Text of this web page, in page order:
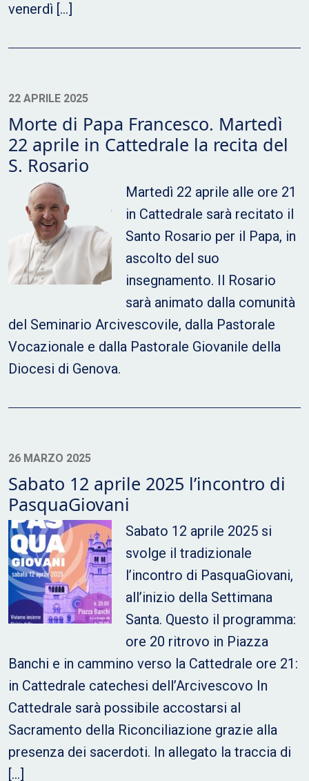
venerdì […]
22 APRILE 2025
Morte di Papa Francesco. Martedì
22 aprile in Cattedrale la recita del
S. Rosario
Martedì 22 aprile alle ore 21
in Cattedrale sarà recitato il
Santo Rosario per il Papa, in
ascolto del suo
insegnamento. Il Rosario
sarà animato dalla comunità
del Seminario Arcivescovile, dalla Pastorale
Vocazionale e dalla Pastorale Giovanile della
Diocesi di Genova.
26 MARZO 2025
Sabato 12 aprile 2025 l’incontro di
PasquaGiovani
Sabato 12 aprile 2025 si
svolge il tradizionale
l’incontro di PasquaGiovani,
all’inizio della Settimana
Santa. Questo il programma:
ore 20 ritrovo in Piazza
Banchi e in cammino verso la Cattedrale ore 21:
in Cattedrale catechesi dell’Arcivescovo In
Cattedrale sarà possibile accostarsi al
Sacramento della Riconciliazione grazie alla
presenza dei sacerdoti. In allegato la traccia di
[…]